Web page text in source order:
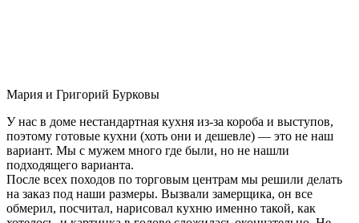
Мария и Григорий Бурковы
У нас в доме нестандартная кухня из-за короба и выступов,
поэтому готовые кухни (хоть они и дешевле) — это не наш
вариант. Мы с мужем много где были, но не нашли
подходящего варианта.
После всех походов по торговым центрам мы решили делать
на заказ под наши размеры. Вызвали замерщика, он все
обмерил, посчитал, нарисовал кухню именно такой, как